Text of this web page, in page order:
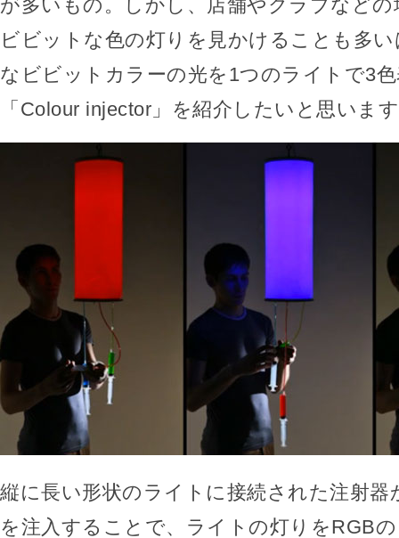
が多いもの。しかし、店舗やクラブなど
ビビットな色の灯りを見かけることも多
なビビットカラーの光を1つのライトで3
「Colour injector」を紹介したいと思いま
縦に長い形状のライトに接続された注射
を注入することで、ライトの灯りをRGB